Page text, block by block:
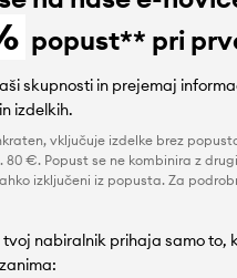
popust** pri
skupnosti in prejemaj
izdelkih.
vključuje izdelke brez
80 €. Popust se ne kombinira z
izključeni iz popusta. Za
tvoj nabiralnik prihaja samo to,